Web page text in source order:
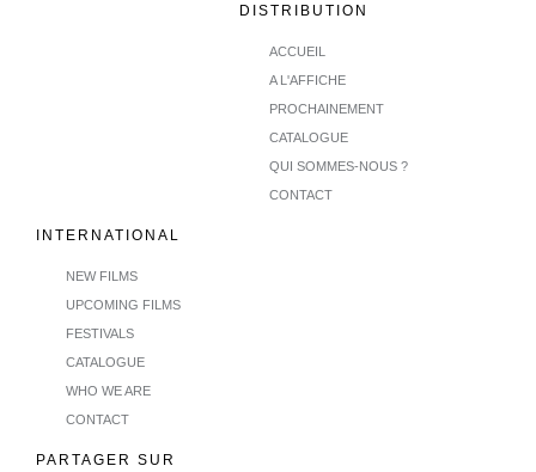
DISTRIBUTION
ACCUEIL
A L'AFFICHE
PROCHAINEMENT
CATALOGUE
QUI SOMMES-NOUS ?
CONTACT
INTERNATIONAL
NEW FILMS
UPCOMING FILMS
FESTIVALS
CATALOGUE
WHO WE ARE
CONTACT
PARTAGER SUR